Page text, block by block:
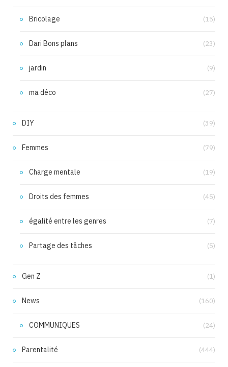
Bricolage (15)
Dari Bons plans (23)
jardin (9)
ma déco (27)
DIY (39)
Femmes (79)
Charge mentale (19)
Droits des femmes (45)
égalité entre les genres (7)
Partage des tâches (5)
Gen Z (1)
News (160)
COMMUNIQUES (24)
Parentalité (444)